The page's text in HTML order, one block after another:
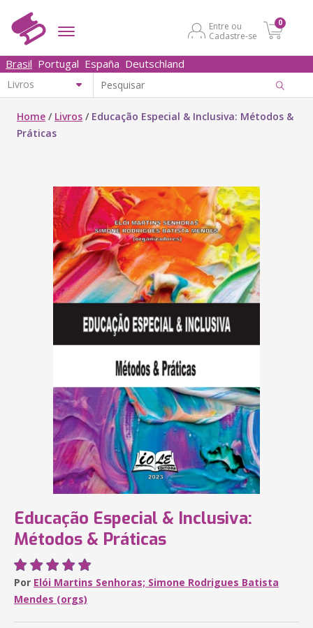
Entre ou
Cadastre-se
0
Brasil Portugal España Deutschland
Home / Livros / Educação Especial & Inclusiva: Métodos &
Práticas
Educação Especial & Inclusiva:
Métodos & Práticas
Por Elói Martins Senhoras; Simone Rodrigues Batista
Mendes (orgs)